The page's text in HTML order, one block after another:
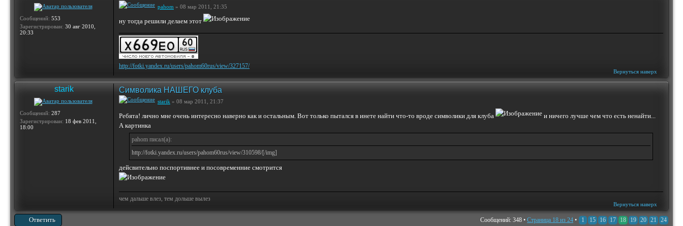
Сообщений: 553
Зарегистрирован: 30 авг 2010,
20:33
pahom » 08 мар 2011, 21:35
ну тогда решили делаем этот
http://fotki.yandex.ru/users/pahom60rus/view/327157/
Вернуться наверх
starik
Сообщений: 287
Зарегистрирован: 18 фев 2011,
18:00
Символика НАШЕГО клуба
starik » 08 мар 2011, 21:37
Ребята! лично мне очень интересно наверно как и остальным. Вот только пытался в инете найти что-то вроде символики для клуба
и ничего лучше чем что есть ненайти...
А картинка
pahom писал(а):
http://fotki.yandex.ru/users/pahom60rus/view/310598/[/img]
дейсвительно поспортивнее и посовременние смотрится
чем дальше влез, тем дольше вылез
Вернуться наверх
Ответить Сообщений: 348 • Страница 18 из 24 • 1 15 16 17 18 19 20 21 24